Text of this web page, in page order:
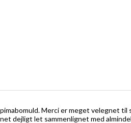
Merci er meget velegnet
dejligt let sammenlignet med